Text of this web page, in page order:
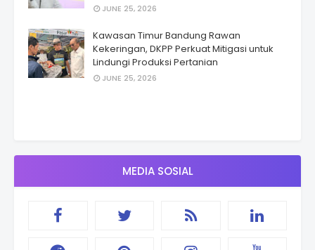
JUNE 25, 2026
Kawasan Timur Bandung Rawan
Kekeringan, DKPP Perkuat Mitigasi untuk
Lindungi Produksi Pertanian
JUNE 25, 2026
MEDIA SOSIAL